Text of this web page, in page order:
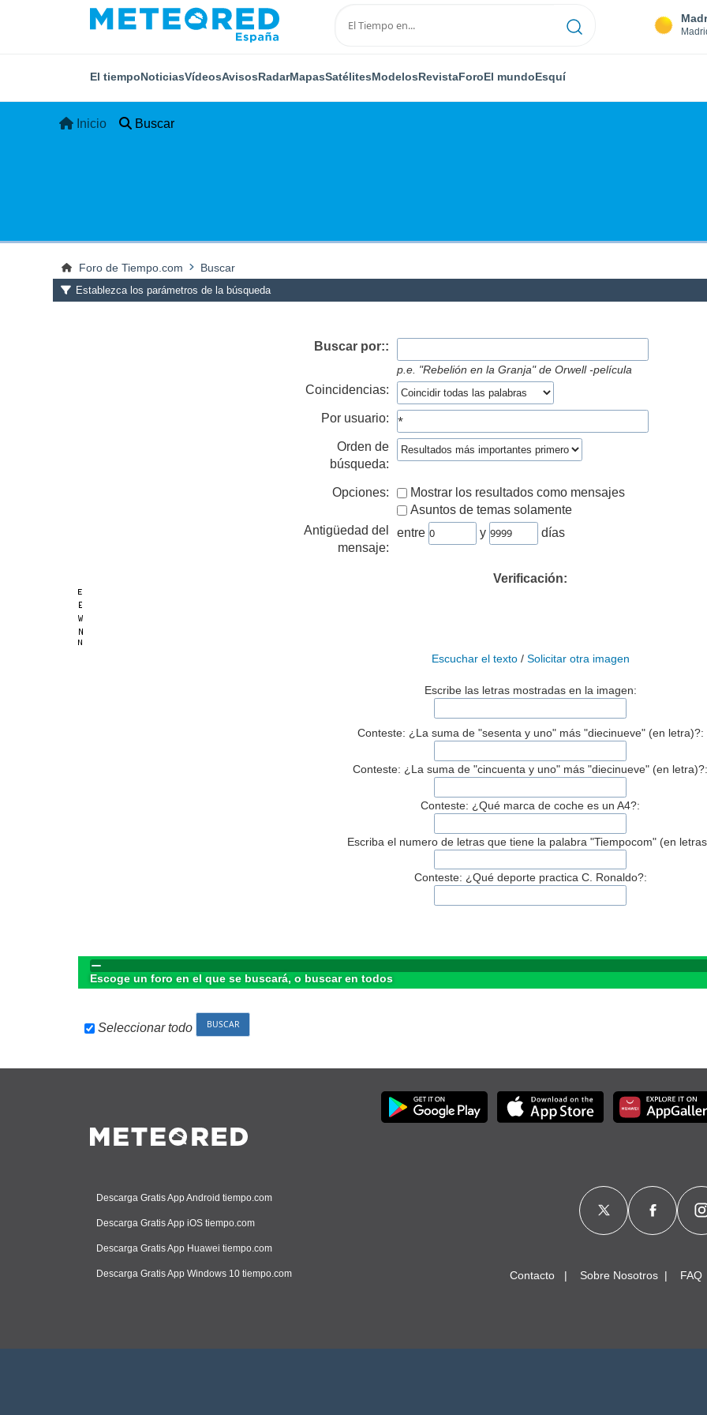
El tiempoNoticiasVídeosAvisosRadarMapasSatélitesModelosRevistaForoEl mundoEsquí
Inicio Buscar
Foro de Tiempo.com Buscar
Establezca los parámetros de la búsqueda
Buscar por::
p.e. "Rebelión en la Granja" de Orwell -película
Coincidencias:
Por usuario:
Orden de
búsqueda:
Opciones:
Mostrar los resultados como mensajes
Asuntos de temas solamente
Antigüedad del
mensaje:
entre y días
Verificación:
Escuchar el texto/ Solicitar otra imagen
Escribe las letras mostradas en la imagen:
Conteste: ¿La suma de "sesenta y uno" más "diecinueve" (en letra)?:
Conteste: ¿La suma de "cincuenta y uno" más "diecinueve" (en letra)?:
Conteste: ¿Qué marca de coche es un A4?:
Escriba el numero de letras que tiene la palabra "Tiempocom" (en
Conteste: ¿Qué deporte practica C. Ronaldo?:
Escoge un foro en el que se buscará, o buscar en todos
Seleccionar todo
Descarga Gratis App Android tiempo.com
Descarga Gratis App iOS tiempo.com
Descarga Gratis App Huawei tiempo.com
Descarga Gratis App Windows 10 tiempo.com Contacto Sobre Nosotros FAQ